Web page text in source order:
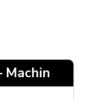
Machin